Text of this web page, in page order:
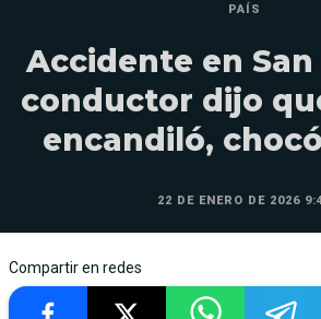
PAÍS
Accidente en
conductor dijo
encandiló,
22 DE ENERO DE 2026
Compartir en redes